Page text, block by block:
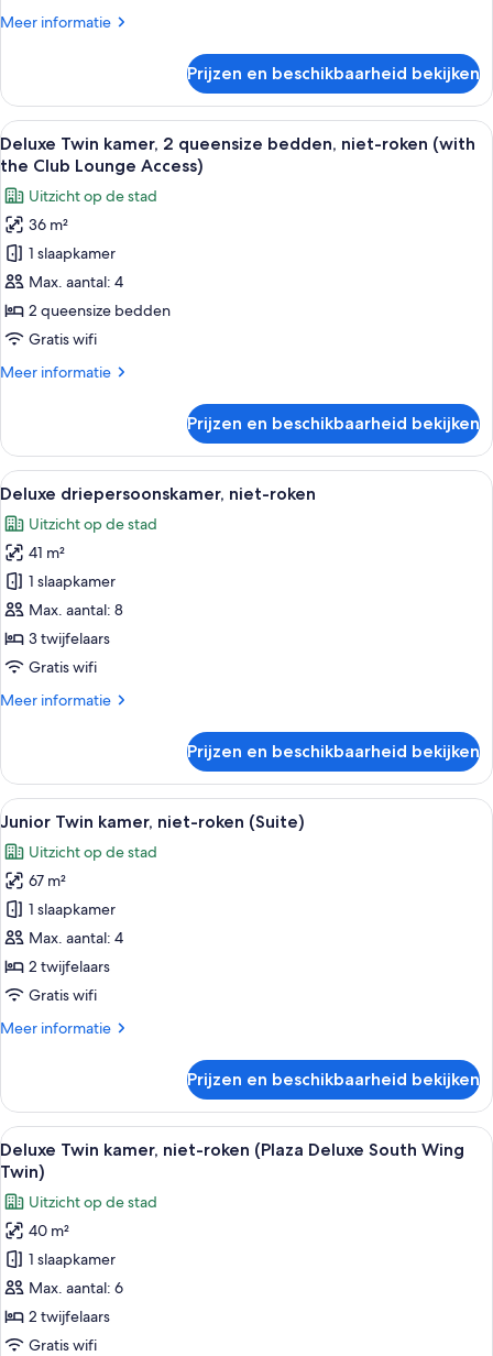
Universal
Meer informatie
Meer
Twin
kamer,
niet-
roken
Universal
Design)
Prijzen en beschikbaarheid bekijken
Alle
foto's
voor
Deluxe
Twin
kamer,
2
queensize
bedden,
roken
Club
Lounge
Access)
laden
Een hotelkamer met een bed, twee
12
Deluxe Twin kamer, 2 queensize bedden, niet-roken (with
the Club Lounge Access)
Uitzicht op de stad
36 m²
1 slaapkamer
Max. aantal: 4
2 queensize bedden
Gratis wifi
Meer informatie
Meer
Twin
kamer,
2
bedden,
niet-
roken
(with
the
Club
Lounge
Access)
Prijzen en beschikbaarheid bekijken
Alle
foto's
voor
Deluxe
driepersoonskamer,
niet-
roken
laden
Een hotelkamer met twee bedden,
6
Deluxe driepersoonskamer, niet-roken
Uitzicht op de stad
41 m²
1 slaapkamer
Max. aantal: 8
3 twijfelaars
Gratis wifi
Meer informatie
Meer
driepersoonskamer,
niet-
roken
Prijzen en beschikbaarheid bekijken
Alle
foto's
voor
Junior
Twin
kamer,
niet-
roken
laden
Een moderne hotelkamer met een
13
Junior Twin kamer, niet-roken (Suite)
Uitzicht op de stad
67 m²
1 slaapkamer
Max. aantal: 4
2 twijfelaars
Gratis wifi
Meer informatie
Meer
Twin
kamer,
niet-
roken
(Suite)
Prijzen en beschikbaarheid bekijken
Alle
foto's
voor
Deluxe
Twin
kamer,
niet-
roken
(Plaza
Hotelkamer met twee bedden, een
7
Deluxe Twin kamer, niet-roken (Plaza Deluxe South Wing
Twin)
Uitzicht op de stad
40 m²
1 slaapkamer
Max. aantal: 6
2 twijfelaars
Gratis wifi